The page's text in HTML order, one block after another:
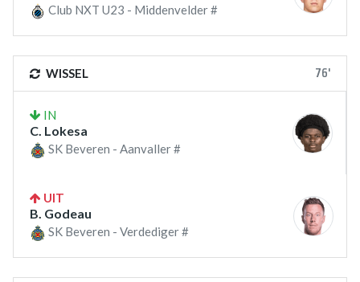
Club NXT U23 - Middenvelder #
WISSEL 76'
IN
C. Lokesa
SK Beveren - Aanvaller #
UIT
B. Godeau
SK Beveren - Verdediger #